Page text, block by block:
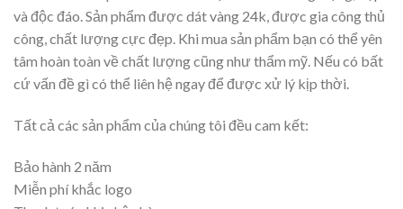
và độc đáo. Sản phẩm được dát vàng 24k, được gia công thủ
công, chất lượng cực đẹp. Khi mua sản phẩm bạn có thể yên
tâm hoàn toàn về chất lượng cũng như thẩm mỹ. Nếu có bất
cứ vấn đề gì có thể liên hệ ngay để được xử lý kịp thời.
Tất cả các sản phẩm của chúng tôi đều cam kết:
Bảo hành 2 năm
Miễn phí khắc logo